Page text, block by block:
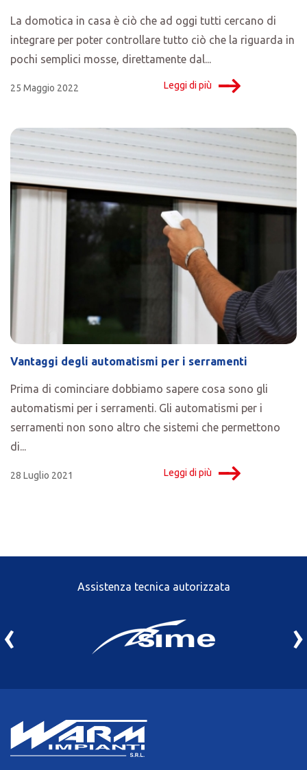
La domotica in casa è ciò che ad oggi tutti cercano di
integrare per poter controllare tutto ciò che la riguarda in
pochi semplici mosse, direttamente dal...
25 Maggio 2022 Leggi di più
Vantaggi degli automatismi per i serramenti
Prima di cominciare dobbiamo sapere cosa sono gli
automatismi per i serramenti. Gli automatismi per i
serramenti non sono altro che sistemi che permettono
di...
28 Luglio 2021 Leggi di più
Assistenza tecnica autorizzata
‹ ›